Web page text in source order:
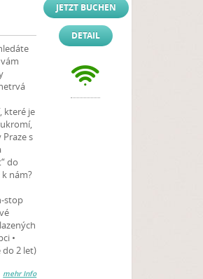
které je
s
do
nám?
stop
•
2 let)
mehr Info
JETZT BUCHEN
DETAIL